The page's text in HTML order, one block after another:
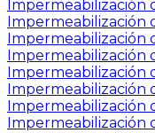
Impermeabilización
Impermeabilización
Impermeabilización
Impermeabilización
Impermeabilización
Impermeabilización
Impermeabilización
Impermeabilización